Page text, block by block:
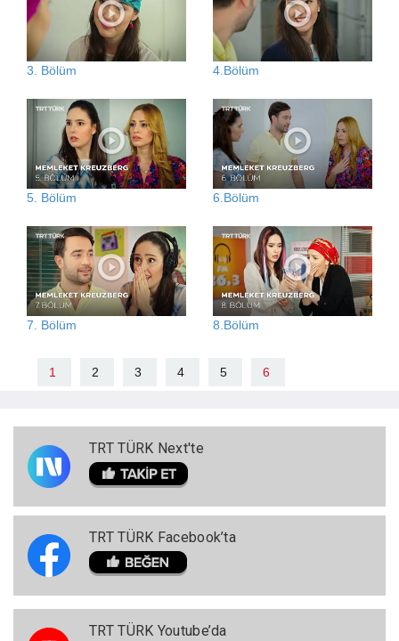
3. Bölüm 4.Bölüm
5. Bölüm 6.Bölüm
7. Bölüm 8.Bölüm
1 2 3 4 5 6
TRT TÜRK Next'te
TRT TÜRK Facebook’ta
TRT TÜRK Youtube’da